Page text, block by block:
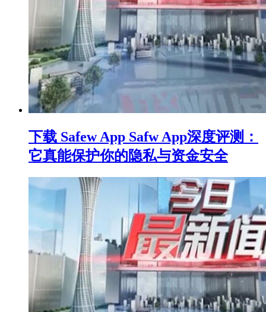
下载 Safew App Safw App深度评测：
它真能保护你的隐私与资金安全